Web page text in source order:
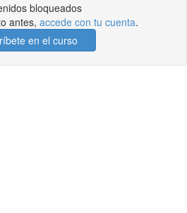
bloqueados
antes, accede con tu cuenta.
en el curso